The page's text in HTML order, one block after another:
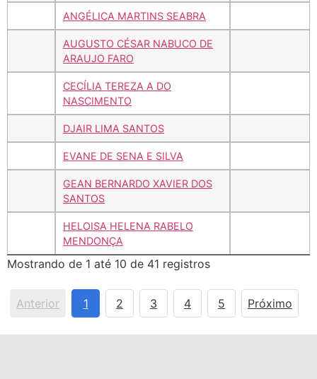
ANGÉLICA MARTINS SEABRA
AUGUSTO CÉSAR NABUCO DE
ARAUJO FARO
CECÍLIA TEREZA A DO
NASCIMENTO
DJAIR LIMA SANTOS
EVANE DE SENA E SILVA
GEAN BERNARDO XAVIER DOS
SANTOS
HELOISA HELENA RABELO
MENDONÇA
Mostrando de 1 até 10 de 41 registros
Anterior 1 2 3 4 5 Próximo